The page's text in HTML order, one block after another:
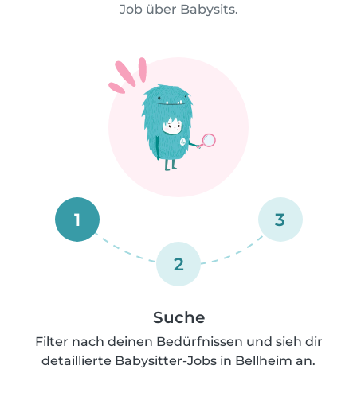
Job über Babysits.
1
2
3
Suche
Filter nach deinen Bedürfnissen und sieh dir
detaillierte Babysitter-Jobs in Bellheim an.